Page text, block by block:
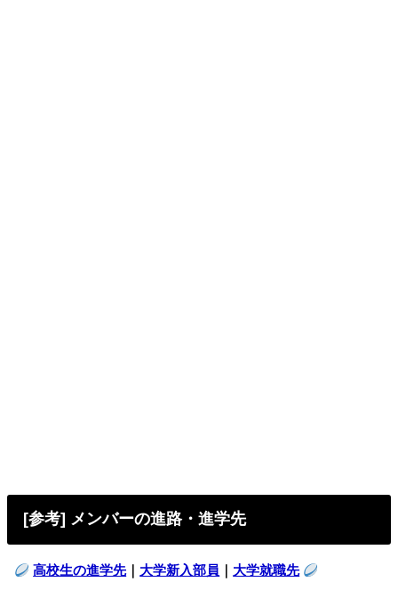
[参考] メンバーの進路・進学先
高校生の進学先｜ 大学新入部員 大学就職先